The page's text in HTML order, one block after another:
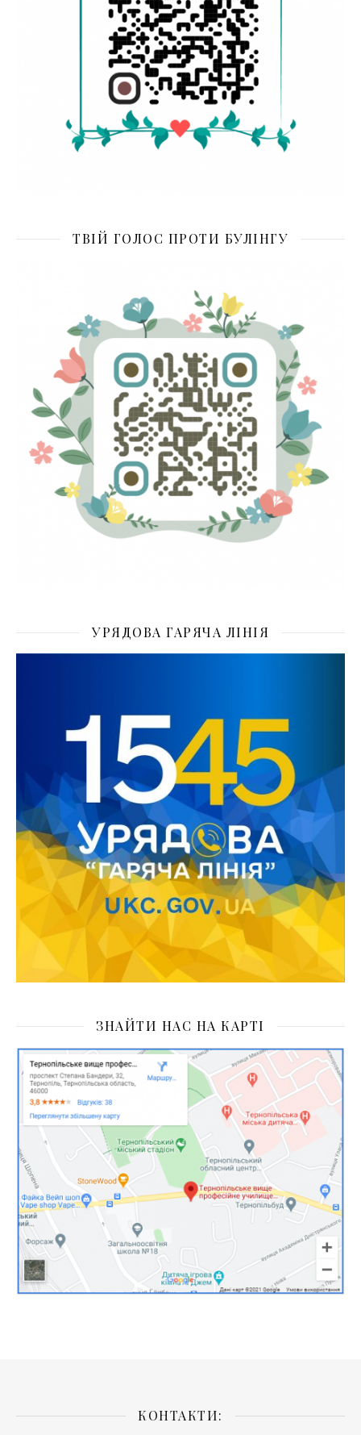
ТВІЙ ГОЛОС ПРОТИ БУЛІНГУ
УРЯДОВА ГАРЯЧА ЛІНІЯ
ЗНАЙТИ НАС НА КАРТІ
КОНТАКТИ: